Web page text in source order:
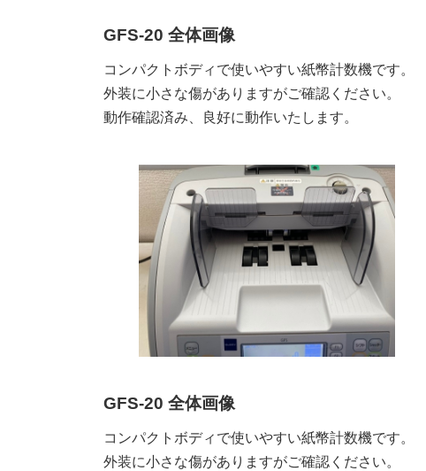
GFS-20 全体画像
コンパクトボディで使いやすい紙幣計数機です。
外装に小さな傷がありますがご確認ください。
動作確認済み、良好に動作いたします。
GFS-20 全体画像
コンパクトボディで使いやすい紙幣計数機です。
外装に小さな傷がありますがご確認ください。